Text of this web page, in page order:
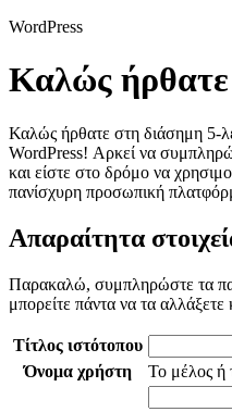
WordPress
Καλώς ήρθατε
Καλώς ήρθατε στη διάσημη 5-
WordPress! Αρκεί να
και είστε στο δρόμο να
πανίσχυρη προσωπική
Απαραίτητα
Παρακαλώ, συμπληρώστε τα
μπορείτε πάντα να τα
Τίτλος ιστότοπου
Όνομα χρήστη
Το μέλος ή